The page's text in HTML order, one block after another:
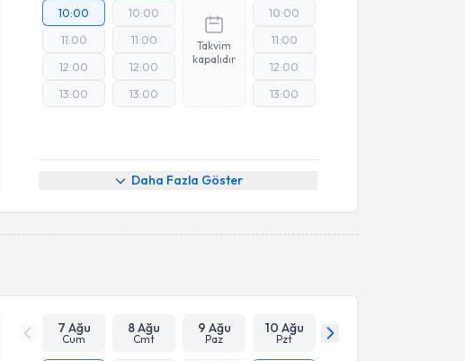
10:00
11:00
12:00
13:00
10:00
11:00
12:00
13:00
Takvim
kapalıdır
10:00
11:00
12:00
13:00
Daha Fazla Göster
7 Ağu
Cum
8 Ağu
Cmt
9 Ağu
Paz
10 Ağu
Pzt